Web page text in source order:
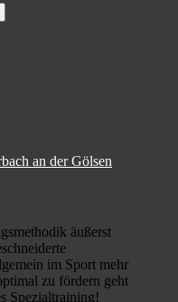
an der Gölsen
äußerst
im Sport mehr
zu fördern geht
Spezialtraining!